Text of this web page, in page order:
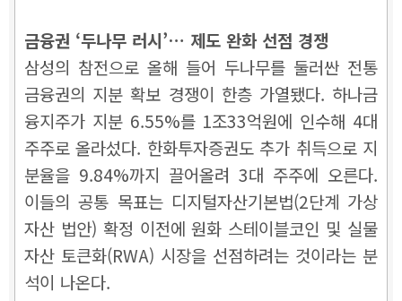
금융권 ‘두나무 러시’… 제도 완화 선점 경쟁
삼성의 참전으로 올해 들어 두나무를 둘러싼 전통
금융권의 지분 확보 경쟁이 한층 가열됐다. 하나금
융지주가 지분 6.55%를 1조33억원에 인수해 4대
주주로 올라섰다. 한화투자증권도 추가 취득으로 지
분율을 9.84%까지 끌어올려 3대 주주에 오른다.
이들의 공통 목표는 디지털자산기본법(2단계 가상
자산 법안) 확정 이전에 원화 스테이블코인 및 실물
자산 토큰화(RWA) 시장을 선점하려는 것이라는 분
석이 나온다.